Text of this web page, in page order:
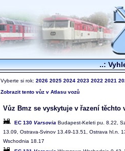
..:
Vyberte si rok: 2026 2025 2024 2023 2022 2021
Zobrazit tento vůz v Atlasu vozů
Vůz Bmz se vyskytuje v řazení těchto
EC 130 Varsovia Budapest-Keleti pu. 8.22,
13.09, Ostrava-Svinov 13.49-13.51, Ostrava hl.n.
Wschodnia 18.17